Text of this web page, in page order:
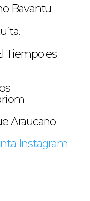
Bavantu
Tiempo es
Araucano
Instagram